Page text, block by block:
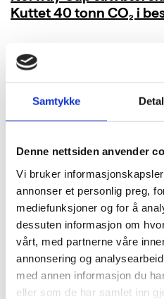
Samtykke
Denne nettsiden anvender
Vi bruker
annonser et personlig preg,
mediefunksjoner og for å
dessuten informasjon om
vårt, med partnerne våre
annonsering og
med annen informasjon du
eller som de har samlet inn
Kuttet 40 tonn CO₂ i